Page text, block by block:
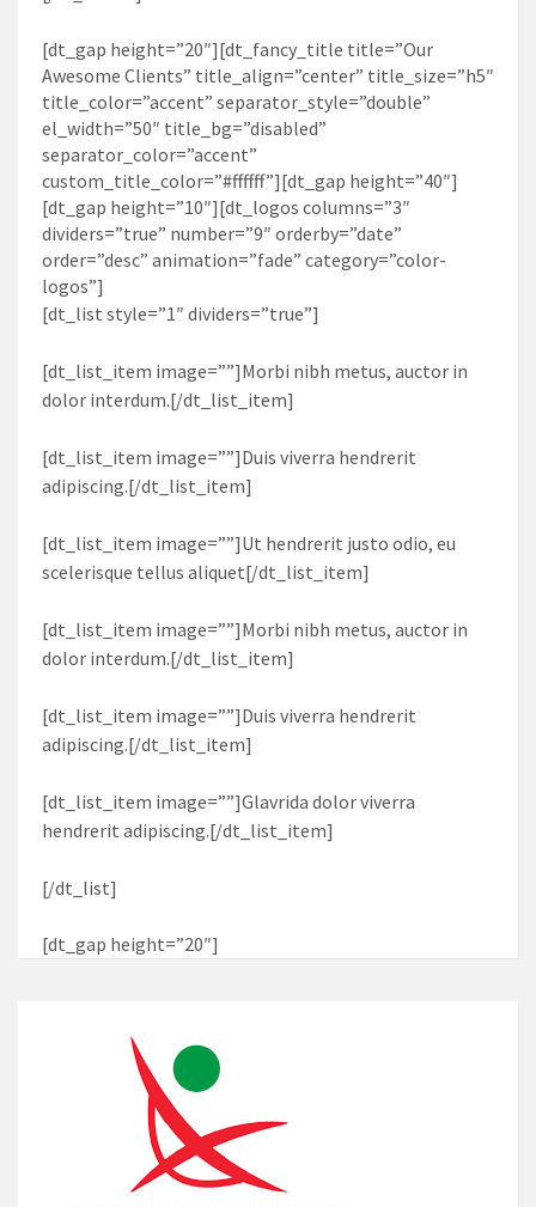
[dt_gap height=”20″][dt_fancy_title title=”Our
Awesome Clients” title_align=”center” title_size=”h5″
title_color=”accent” separator_style=”double”
el_width=”50″ title_bg=”disabled”
separator_color=”accent”
custom_title_color=”#ffffff”][dt_gap height=”40″]
[dt_gap height=”10″][dt_logos columns=”3″
dividers=”true” number=”9″ orderby=”date”
order=”desc” animation=”fade” category=”color-
logos”]
[dt_list style=”1″ dividers=”true”]
[dt_list_item image=””]Morbi nibh metus, auctor in
dolor interdum.[/dt_list_item]
[dt_list_item image=””]Duis viverra hendrerit
adipiscing.[/dt_list_item]
[dt_list_item image=””]Ut hendrerit justo odio, eu
scelerisque tellus aliquet[/dt_list_item]
[dt_list_item image=””]Morbi nibh metus, auctor in
dolor interdum.[/dt_list_item]
[dt_list_item image=””]Duis viverra hendrerit
adipiscing.[/dt_list_item]
[dt_list_item image=””]Glavrida dolor viverra
hendrerit adipiscing.[/dt_list_item]
[/dt_list]
[dt_gap height=”20″]